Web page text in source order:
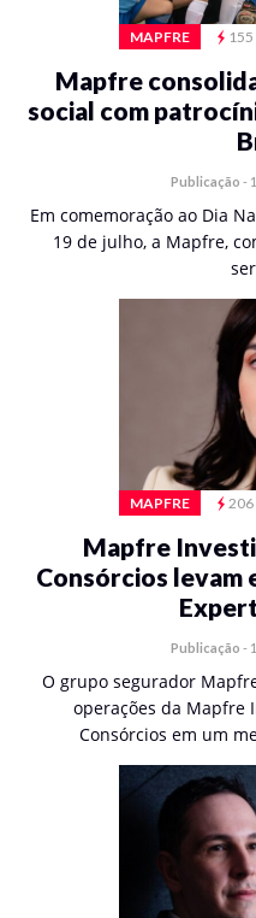
MAPFRE 155
Mapfre
social com
Publicação -
Em comemoração ao Dia
19 de julho, a Mapfre,
MAPFRE 206
Mapfre
Consórcios levam
Publicação -
O grupo segurador
operações da Mapfre
Consórcios em um